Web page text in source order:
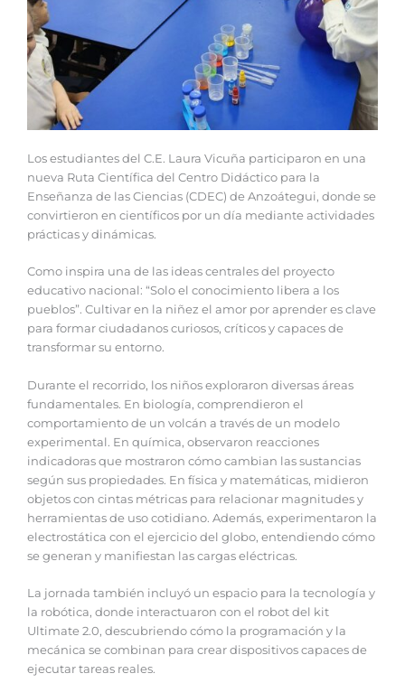
‎‎Los estudiantes del C.E. Laura Vicuña participaron en una
nueva Ruta Científica del Centro Didáctico para la
Enseñanza de las Ciencias (CDEC) de Anzoátegui, donde se
convirtieron en científicos por un día mediante actividades
prácticas y dinámicas.
Como inspira una de las ideas centrales del proyecto
educativo nacional: “Solo el conocimiento libera a los
pueblos”. Cultivar en la niñez el amor por aprender es clave
para formar ciudadanos curiosos, críticos y capaces de
transformar su entorno.
‎‎Durante el recorrido, los niños exploraron diversas áreas
fundamentales. En biología, comprendieron el
comportamiento de un volcán a través de un modelo
experimental. En química, observaron reacciones
indicadoras que mostraron cómo cambian las sustancias
según sus propiedades. En física y matemáticas, midieron
objetos con cintas métricas para relacionar magnitudes y
herramientas de uso cotidiano. Además, experimentaron la
electrostática con el ejercicio del globo, entendiendo cómo
se generan y manifiestan las cargas eléctricas.
‎‎La jornada también incluyó un espacio para la tecnología y
la robótica, donde interactuaron con el robot del kit
Ultimate 2.0, descubriendo cómo la programación y la
mecánica se combinan para crear dispositivos capaces de
ejecutar tareas reales.